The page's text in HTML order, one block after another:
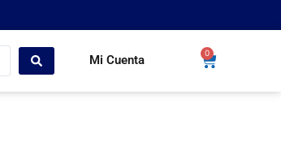
Mi Cuenta
0